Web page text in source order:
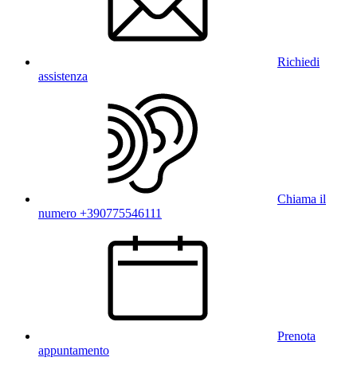
Richiedi
assistenza
Chiama il
numero +390775546111
Prenota
appuntamento